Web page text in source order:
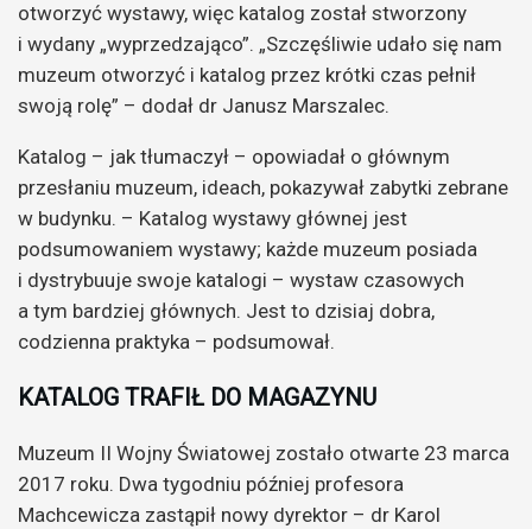
otworzyć wystawy, więc katalog został stworzony
i wydany „wyprzedzająco”. „Szczęśliwie udało się nam
muzeum otworzyć i katalog przez krótki czas pełnił
swoją rolę” – dodał dr Janusz Marszalec.
Katalog – jak tłumaczył – opowiadał o głównym
przesłaniu muzeum, ideach, pokazywał zabytki zebrane
w budynku. – Katalog wystawy głównej jest
podsumowaniem wystawy; każde muzeum posiada
i dystrybuuje swoje katalogi – wystaw czasowych
a tym bardziej głównych. Jest to dzisiaj dobra,
codzienna praktyka – podsumował.
KATALOG TRAFIŁ DO MAGAZYNU
Muzeum II Wojny Światowej zostało otwarte 23 marca
2017 roku. Dwa tygodniu później profesora
Machcewicza zastąpił nowy dyrektor – dr Karol